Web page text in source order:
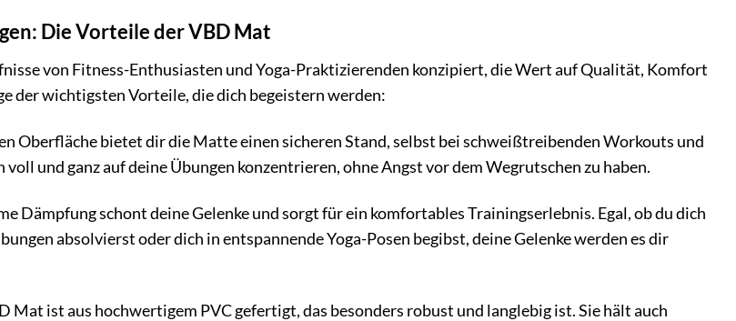
Die Vorteile der VBD Mat
von Fitness-Enthusiasten und Yoga-Praktizierenden konzipiert, die Wert auf Qualität, Komfort
der wichtigsten Vorteile, die dich begeistern werden:
Oberfläche bietet dir die Matte einen sicheren Stand, selbst bei schweißtreibenden Workouts und
und ganz auf deine Übungen konzentrieren, ohne Angst vor dem Wegrutschen zu haben.
Dämpfung schont deine Gelenke und sorgt für ein komfortables Trainingserlebnis. Egal, ob du dich
absolvierst oder dich in entspannende Yoga-Posen begibst, deine Gelenke werden es dir
Mat ist aus hochwertigem PVC gefertigt, das besonders robust und langlebig ist. Sie hält auch